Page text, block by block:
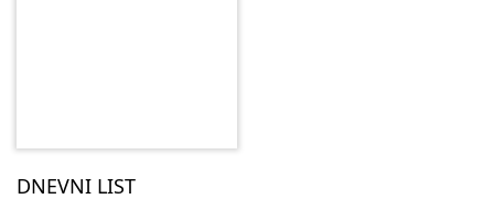
DNEVNI LIST